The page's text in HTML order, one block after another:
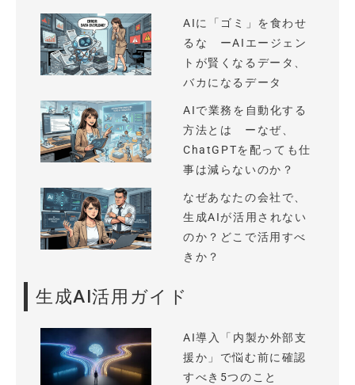
AIに「ゴミ」を食わせ
るな ーAIエージェン
トが賢くなるデータ、
バカになるデータ
AIで業務を自動化する
方法とは ーなぜ、
ChatGPTを配っても仕
事は減らないのか？
なぜあなたの会社で、
生成AIが活用されない
のか？どこで活用すべ
きか？
生成AI活用ガイド
AI導入「内製か外部支
援か」で悩む前に確認
すべき5つのこと